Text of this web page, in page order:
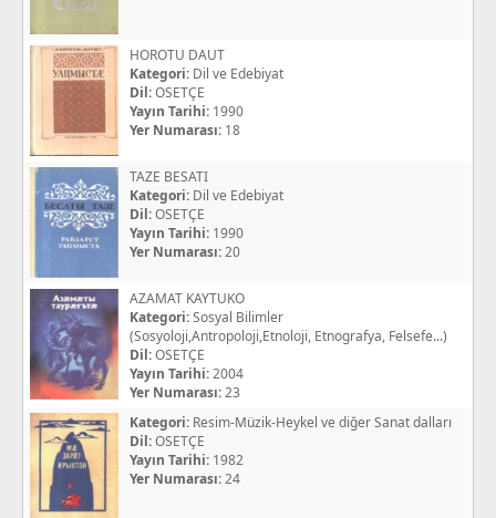
HOROTU DAUT
Kategori: Dil ve Edebiyat
Dil:OSETÇE
Yayın Tarihi: 1990
Yer Numarası: 18
TAZE BESATI
Kategori: Dil ve Edebiyat
Dil:OSETÇE
Yayın Tarihi: 1990
Yer Numarası:20
AZAMAT KAYTUKO
Kategori:Sosyal Bilimler
(Sosyoloji,Antropoloji,Etnoloji, Etnografya, Felsefe...)
Dil:OSETÇE
Yayın Tarihi:2004
Yer Numarası:23
Kategori: Resim-Müzik-Heykel ve diğer Sanat dalları
Dil:OSETÇE
Yayın Tarihi: 1982
Yer Numarası:24